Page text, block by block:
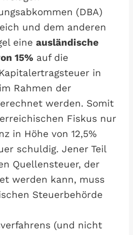
(DBA)
und dem anderen
eine ausländische
15% auf die
in
Rahmen der
werden. Somit
Fiskus nur
in Höhe von 12,5%
schuldig. Jener Teil
Quellensteuer, der
werden kann, muss
Steuerbehörde
(und nicht